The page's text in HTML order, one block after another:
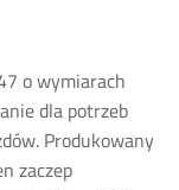
o wymiarach
dla potrzeb
Produkowany
zaczep